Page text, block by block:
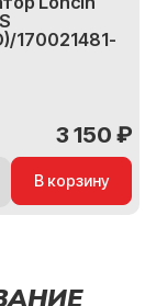
170021481-
3 150 ₽
В корзину